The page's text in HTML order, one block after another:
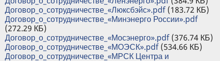
Договор_о_сотрудничестве_«Люксбэйс».pdf (183.72 КБ)
Договор_о_сотрудничестве_«Минэнерго России».pdf
(272.29 КБ)
Договор_о_сотрудничестве_«Мосэнерго».pdf (376.74 КБ)
Договор_о_сотрудничестве_«МОЭСК».pdf (534.66 КБ)
Договор_о_сотрудничестве_«МРСК Центра и